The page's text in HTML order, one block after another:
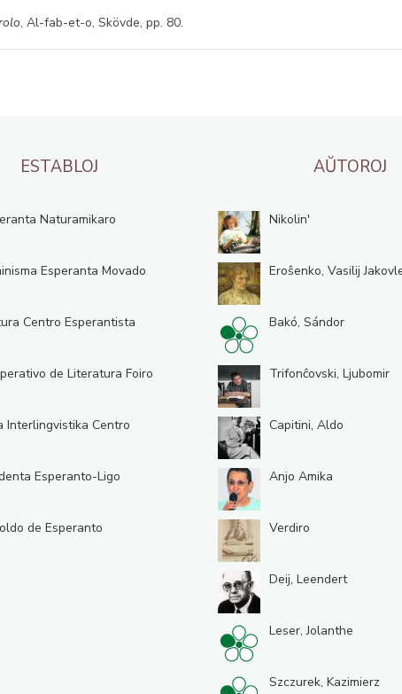
, Al-fab-et-o, Skövde, pp. 80.
ESTABLOJ
Naturamikaro
Esperanta Movado
Centro Esperantista
de Literatura Foiro
Interlingvistika Centro
Esperanto-Ligo
de Esperanto
AŬTOROJ
Nikolin'
Eroŝenko, Vasilij
Bakó, Sándor
Trifonĉovski, Ljubomir
Capitini, Aldo
Anjo Amika
Verdiro
Deij, Leendert
Leser, Jolanthe
Szczurek, Kazimierz